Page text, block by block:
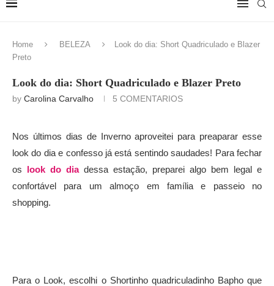
Home BELEZA
Look do dia: Short Quadriculado e Blazer
Preto
Look do dia: Short Quadriculado e Blazer Preto
by Carolina Carvalho 5 COMENTARIOS
Nos últimos dias de Inverno aproveitei para preaparar esse
look do dia e confesso já está sentindo saudades! Para fechar
os look do dia dessa estação, preparei algo bem legal e
confortável para um almoço em família e passeio no
shopping.
Para o Look, escolhi o Shortinho quadriculadinho Bapho que